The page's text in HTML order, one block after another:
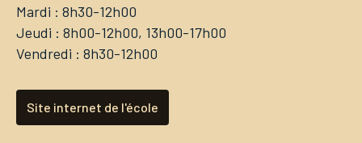
Mardi : 8h30-12h00
Jeudi : 8h00-12h00, 13h00-17h00
Vendredi : 8h30-12h00
Site internet de l'école